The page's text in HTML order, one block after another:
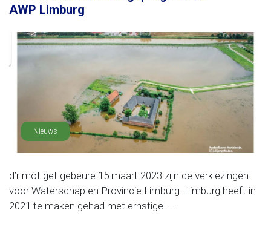
AWP Limburg
Nieuws
d’r mót get gebeure 15 maart 2023 zijn de verkiezingen
voor Waterschap en Provincie Limburg. Limburg heeft in
2021 te maken gehad met ernstige......